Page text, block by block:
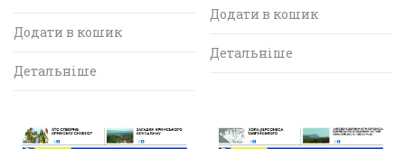
Додати в кошик
Детальніше
Додати в кошик
Детальніше